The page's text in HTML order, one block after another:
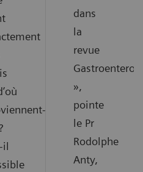
il
dans
la
revue
»,
pointe
le Pr
Rodolphe
Anty,